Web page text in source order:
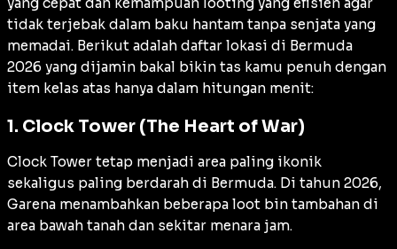
tidak terjebak dalam baku hantam tanpa senjata yang
memadai. Berikut adalah daftar lokasi di Bermuda
2026 yang dijamin bakal bikin tas kamu penuh dengan
item kelas atas hanya dalam hitungan menit:
1. Clock Tower (The Heart of War)
Clock Tower tetap menjadi area paling ikonik
sekaligus paling berdarah di Bermuda. Di tahun 2026,
Garena menambahkan beberapa loot bin tambahan di
area bawah tanah dan sekitar menara jam.